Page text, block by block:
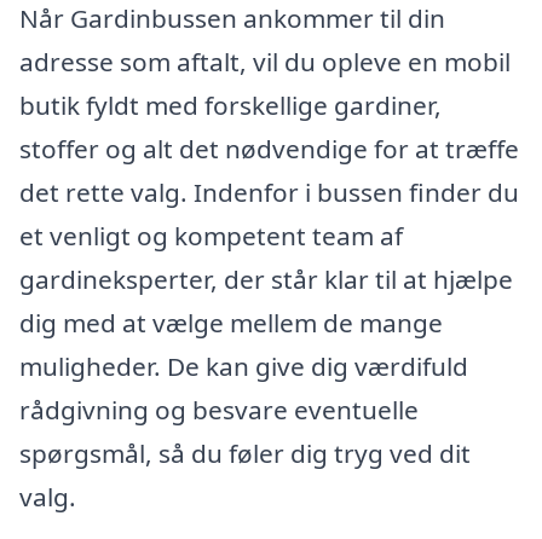
Når Gardinbussen ankommer til din
adresse som aftalt, vil du opleve en mobil
butik fyldt med forskellige gardiner,
stoffer og alt det nødvendige for at træffe
det rette valg. Indenfor i bussen finder du
et venligt og kompetent team af
gardineksperter, der står klar til at hjælpe
dig med at vælge mellem de mange
muligheder. De kan give dig værdifuld
rådgivning og besvare eventuelle
spørgsmål, så du føler dig tryg ved dit
valg.